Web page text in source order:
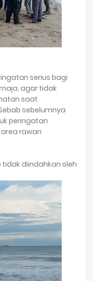
serius bagi
agar tidak
saat
sebelumnya
peringatan
rawan
diindahkan oleh